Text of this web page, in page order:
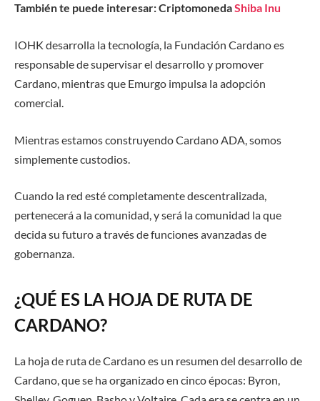
También te puede interesar: CriptomonedaShiba Inu
IOHK desarrolla la tecnología, la Fundación Cardano es
responsable de supervisar el desarrollo y promover
Cardano, mientras que Emurgo impulsa la adopción
comercial.
Mientras estamos construyendo Cardano ADA, somos
simplemente custodios.
Cuando la red esté completamente descentralizada,
pertenecerá a la comunidad, y será la comunidad la que
decida su futuro a través de funciones avanzadas de
gobernanza.
¿QUÉ ES LA HOJA DE RUTA DE
CARDANO?
La hoja de ruta de Cardano es un resumen del desarrollo de
Cardano, que se ha organizado en cinco épocas: Byron,